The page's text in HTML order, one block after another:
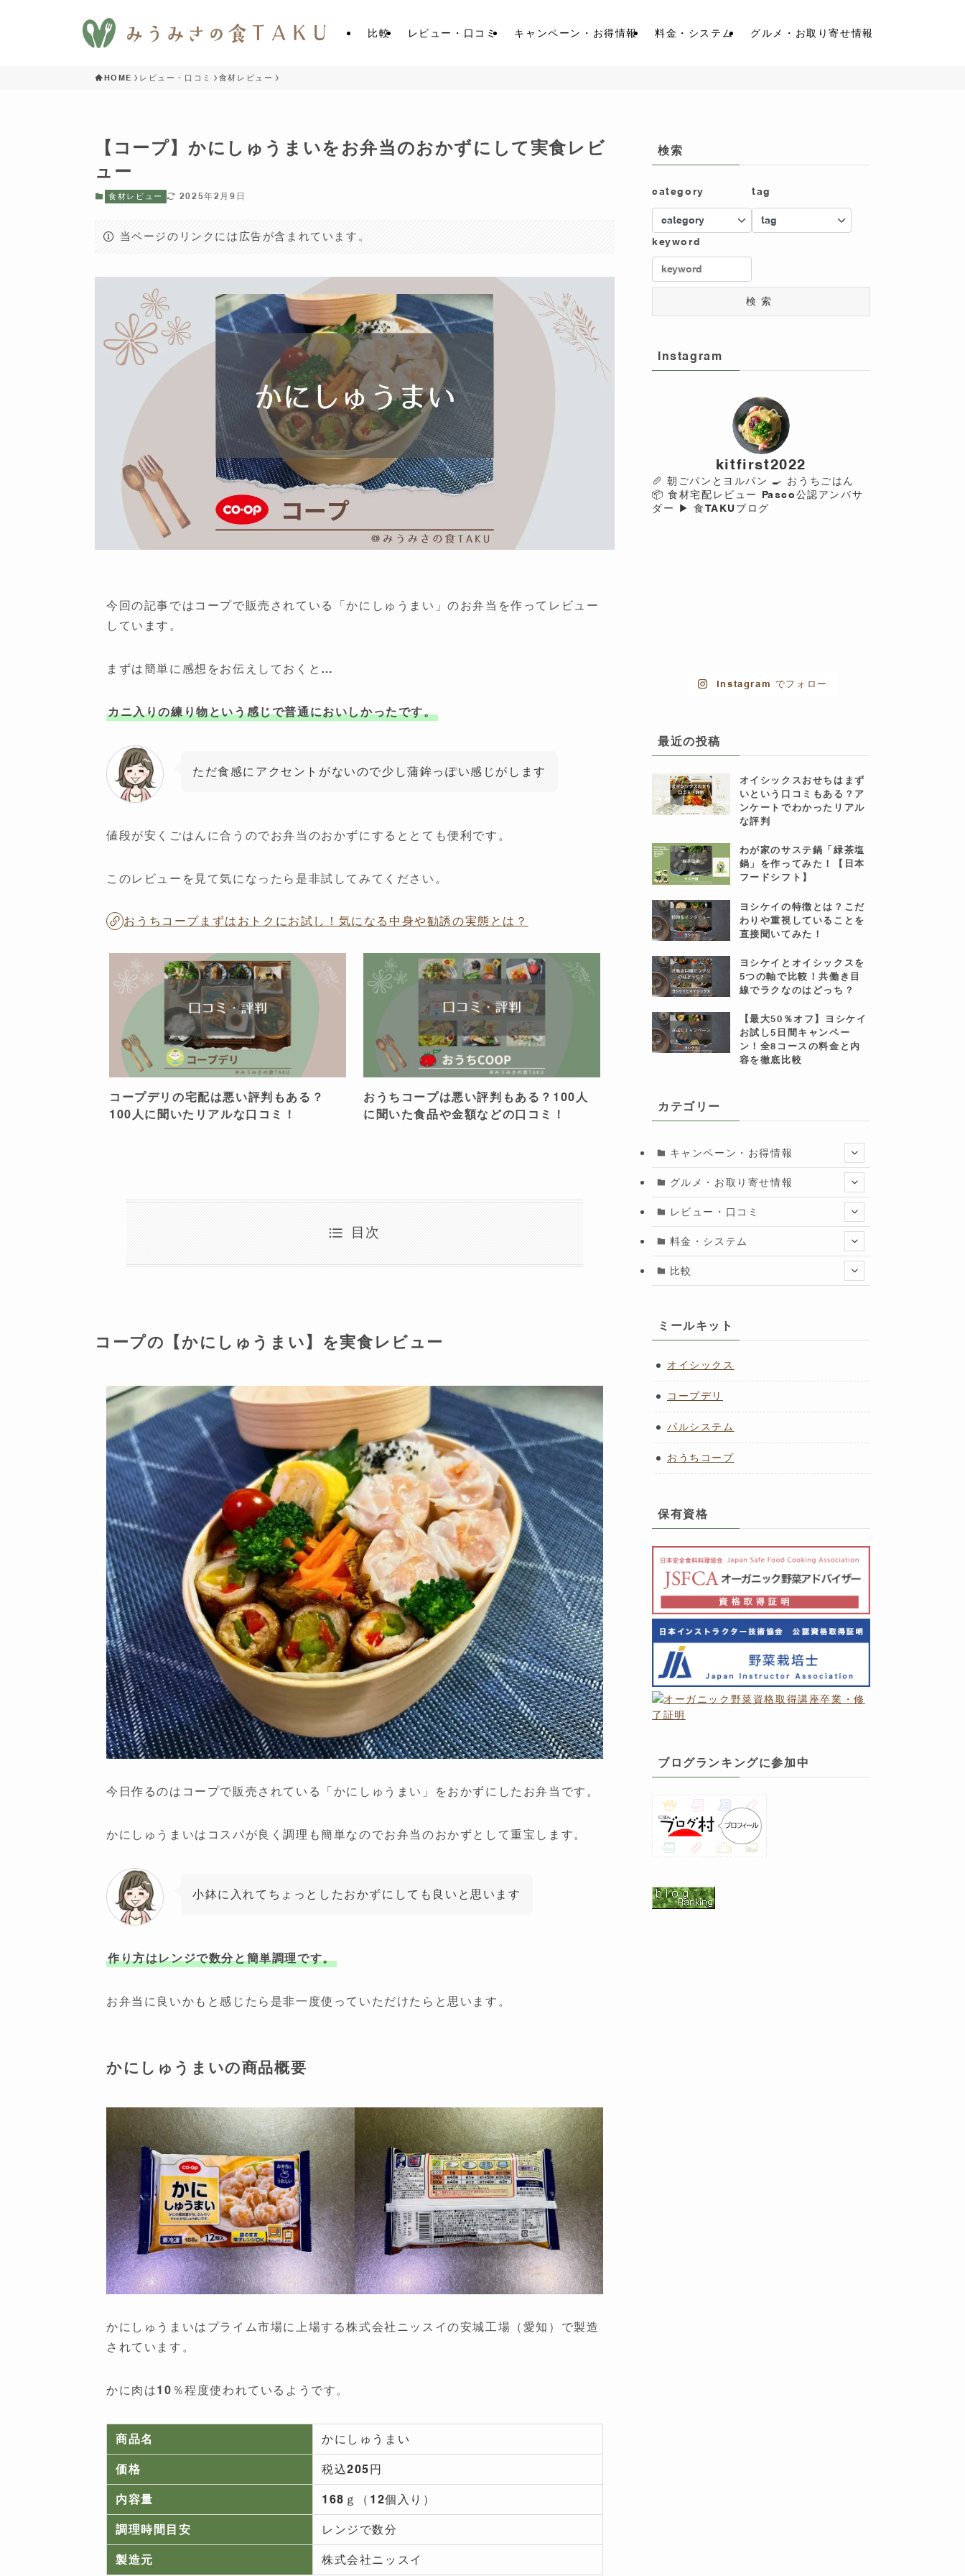
比較 レビュー・口コミ キャンペーン・お得情報 料金・システム グルメ・お取り寄せ情報
HOME レビュー・口コミ 食材レビュー
【コープ】かにしゅうまいをお弁当のおかずにして実食レビ
ュー
食材レビュー 2025年2月9日
当ページのリンクには広告が含まれています。
今回の記事ではコープで販売されている「かにしゅうまい」のお弁当を作ってレビュー
しています。
まずは簡単に感想をお伝えしておくと…
カニ入りの練り物という感じで普通においしかったです。
ただ食感にアクセントがないので少し蒲鉾っぽい感じがします
値段が安くごはんに合うのでお弁当のおかずにするととても便利です。
このレビューを見て気になったら是非試してみてください。
おうちコープまずはおトクにお試し！気になる中身や勧誘の実態とは？
コープデリの宅配は悪い評判もある？
100人に聞いたリアルな口コミ！
おうちコープは悪い評判もある？100人
に聞いた食品や金額などの口コミ！
目次
コープの【かにしゅうまい】を実食レビュー
今日作るのはコープで販売されている「かにしゅうまい」をおかずにしたお弁当です。
かにしゅうまいはコスパが良く調理も簡単なのでお弁当のおかずとして重宝します。
小鉢に入れてちょっとしたおかずにしても良いと思います
作り方はレンジで数分と簡単調理です。
お弁当に良いかもと感じたら是非一度使っていただけたらと思います。
かにしゅうまいの商品概要
かにしゅうまいはプライム市場に上場する株式会社ニッスイの安城工場（愛知）で製造
されています。
かに肉は10％程度使われているようです。
商品名
かにしゅうまい
価格
税込205円
内容量
168ｇ（12個入り）
調理時間目安
レンジで数分
製造元
株式会社ニッスイ
検索
category tag
keyword
検索
Instagram
kitfirst2022
🥖 朝ごパンとヨルパン 🍳 おうちごはん
📦 食材宅配レビュー Pasco公認アンバサ
ダー ▶︎ 食TAKUブログ
Instagram でフォロー
最近の投稿
オイシックスおせちはまず
いという口コミもある？ア
ンケートでわかったリアル
な評判
わが家のサステ鍋「緑茶塩
鍋」を作ってみた！【日本
フードシフト】
ヨシケイの特徴とは？こだ
わりや重視していることを
直接聞いてみた！
ヨシケイとオイシックスを
5つの軸で比較！共働き目
線でラクなのはどっち？
【最大50％オフ】ヨシケイ
お試し5日間キャンペー
ン！全8コースの料金と内
容を徹底比較
カテゴリー
キャンペーン・お得情報
グルメ・お取り寄せ情報
レビュー・口コミ
料金・システム
比較
ミールキット
オイシックス
コープデリ
パルシステム
おうちコープ
保有資格
ブログランキングに参加中